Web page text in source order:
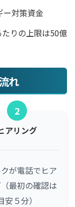
ー対策資金
りの上限は50億
れ
2
アリング
が電話でヒア
最初の確認は
安５分）